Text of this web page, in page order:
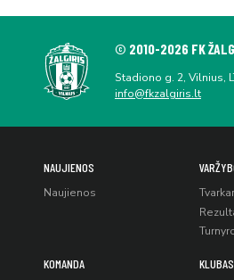
© 2010-2026 FK
Stadiono g. 2, Vilnius,
info@fkzalgiris.lt
NAUJIENOS
Naujienos
KOMANDA KLUBAS